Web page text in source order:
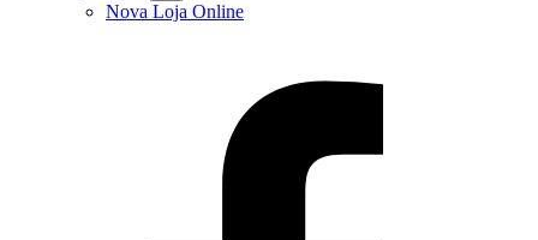
Nova Loja Online